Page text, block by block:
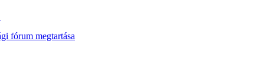
fórum megtartása